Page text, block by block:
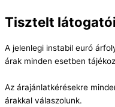
Tisztelt
A jelenlegi instabil euró
árak minden esetben
Az árajánlatkérésekre
árakkal válaszolunk.